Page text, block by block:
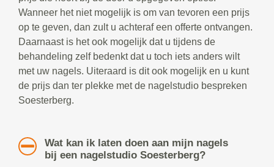
Wanneer het niet mogelijk is om van tevoren een prijs
op te geven, dan zult u achteraf een offerte ontvangen.
Daarnaast is het ook mogelijk dat u tijdens de
behandeling zelf bedenkt dat u toch iets anders wilt
met uw nagels. Uiteraard is dit ook mogelijk en u kunt
de prijs dan ter plekke met de nagelstudio bespreken
Soesterberg.
Wat kan ik laten doen aan mijn nagels
bij een nagelstudio Soesterberg?